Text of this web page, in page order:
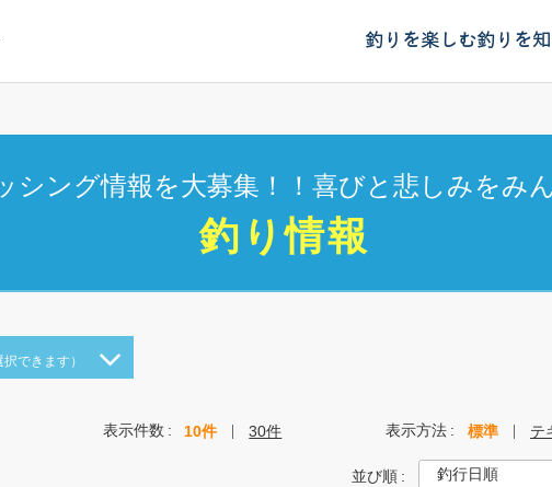
釣りを楽しむ釣りを
シング情報を大募集！！喜びと悲しみをみ
釣り情報
できます）
表示件数 10件 30件 表示方法 標準 テ
並び順